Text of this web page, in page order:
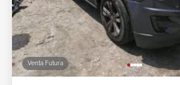
Venta Futura